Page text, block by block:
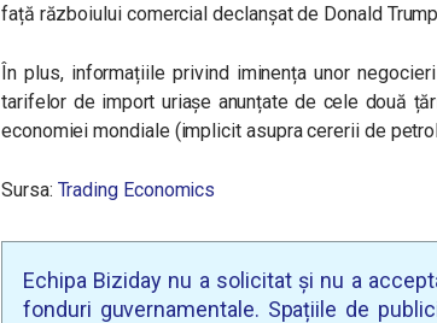
față războiului comercial declanșat de Donald
În plus, informațiile privind iminența unor
tarifelor de import uriașe anunțate de cele două
economiei mondiale (implicit asupra cererii de
Sursa: Trading Economics
Echipa Biziday nu a solicitat și nu a
fonduri guvernamentale. Spațiile de